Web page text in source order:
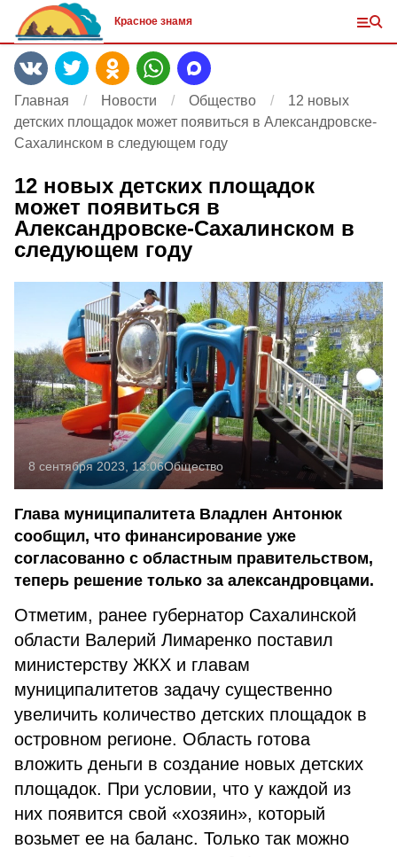
Красное знамя
Главная Новости Общество
12 новых
детских площадок может появиться в Александровске-
Сахалинском в следующем году
12 новых детских площадок
может появиться в
Александровске-Сахалинском в
следующем году
8 сентября 2023, 13:06Общество
Глава муниципалитета Владлен Антонюк
сообщил, что финансирование уже
согласованно с областным правительством,
теперь решение только за александровцами.
Отметим, ранее губернатор Сахалинской
области Валерий Лимаренко поставил
министерству ЖКХ и главам
муниципалитетов задачу существенно
увеличить количество детских площадок в
островном регионе. Область готова
вложить деньги в создание новых детских
площадок. При условии, что у каждой из
них появится свой «хозяин», который
возьмет ее на баланс. Только так можно